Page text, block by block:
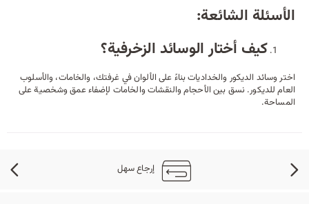
الأسئلة الشائعة:
كيف أختار الوسائد الزخرفية؟
اختر وسائد الديكور والخداديات بناءً على الألوان في غرفتك، والخامات، والأسلوب
العام للديكور. نسق بين الأحجام والنقشات والخامات لإضفاء عمق وشخصية على
المساحة.
إرجاع سهل